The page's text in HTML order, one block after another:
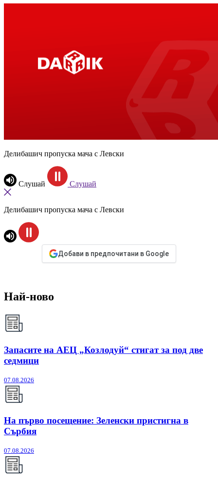
Делибашич пропуска мача с Левски
Слушай Слушай
Делибашич пропуска мача с Левски
Добави в предпочитани в Google
Най-ново
Запасите на АЕЦ „Козлодуй“ стигат за под две
седмици
07.08.2026
На първо посещение: Зеленски пристигна в
Сърбия
07.08.2026